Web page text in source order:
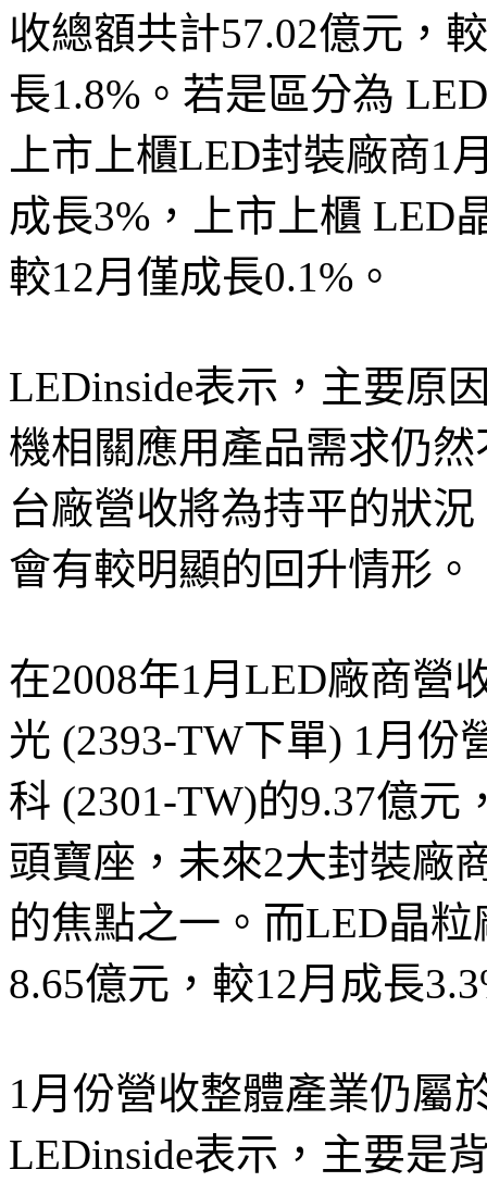
收總額共計57.02億元，
長1.8%。若是區分為
上市上櫃LED封裝廠商1
成長3%，上市上櫃 LED
較12月僅成長0.1%。
LEDinside表示，主要原
機相關應用產品需求仍
台廠營收將為持平的狀
會有較明顯的回升情形。
在2008年1月LED廠商營
光 (2393-TW下單) 1月份
科 (2301-TW)的9.37億
頭寶座，未來2大封裝廠
的焦點之一。而LED晶
8.65億元，較12月成長
1月份營收整體產業仍屬
LEDinside表示，主要是